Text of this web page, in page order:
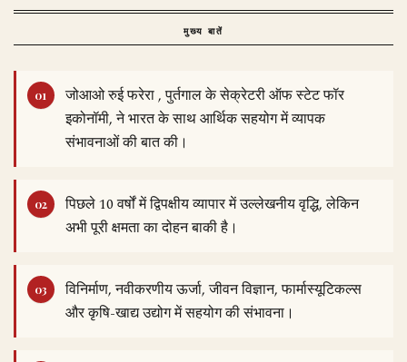
मुख्य बातें
जोआओ रुई फरेरा , पुर्तगाल के सेक्रेटरी ऑफ स्टेट फॉर
इकोनॉमी, ने भारत के साथ आर्थिक सहयोग में व्यापक
संभावनाओं की बात की।
पिछले 10 वर्षों में द्विपक्षीय व्यापार में उल्लेखनीय वृद्धि, लेकिन
अभी पूरी क्षमता का दोहन बाकी है।
विनिर्माण, नवीकरणीय ऊर्जा, जीवन विज्ञान, फार्मास्यूटिकल्स
और कृषि-खाद्य उद्योग में सहयोग की संभावना।